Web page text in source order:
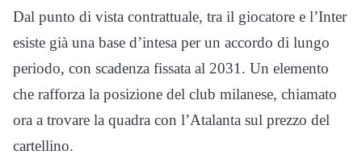
Dal punto di vista contrattuale, tra il giocatore e l’Inter
esiste già una base d’intesa per un accordo di lungo
periodo, con scadenza fissata al 2031. Un elemento
che rafforza la posizione del club milanese, chiamato
ora a trovare la quadra con l’Atalanta sul prezzo del
cartellino.